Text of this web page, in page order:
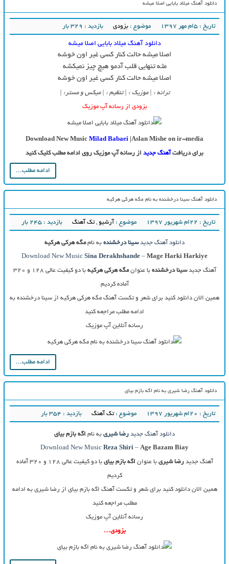
دانلود آهنگ میلاد بابایی اصلا میشه
تاریخ : ۵ام مهر ۱۳۹۷ موضوع : بزودی بازدید : 329 بار
دانلود آهنگ میلاد بابایی اصلا میشه
اصلا میشه حالت کنار کسی غیر اون خوشه
مثه تنهایی قلب آدمو هیچ چیز نمیکشه
اصلا میشه حالت کنار کسی غیر اون خوشه
ترانه : | موزیک : | تنظیم : | میکس و مستر: |
بزودی از رسانه آپ موزیک
Download New Music Milad Babaei |Aslan Mishe on ir-media
برای دریافت آهنگ جدید از رسانه آپ موزیک روی ادامه مطلب کلیک کنید
ادامه مطلب...
دانلود آهنگ سینا درخشنده به نام مگه هرکی هرکیه
تاریخ : ۲۲ام شهریور ۱۳۹۷ موضوع : آرشیو ,تک آهنگ بازدید : 245 بار
دانلود آهنگ جدید سینا درخشنده به ناممگه هرکی هرکیه
Download New Music Sina Derakhshande – Mage Harki Harkiye
آهنگ جدیدسینا درخشنده با عنوانمگه هرکی هرکیه با دو کیفیت عالی ۱۲۸ و ۳۲۰
آماده کردیم
همین الان دانلود کنید برای شعر و تکست آهنگ مگه هرکی هرکیه از سینا درخشنده به
ادامه مطلب مراجعه کنید
رسانه آنلاین آپ موزیک
ادامه مطلب...
دانلود آهنگ رضا شیری به نام اگه بازم بیای
تاریخ : ۲۰ام شهریور ۱۳۹۷ موضوع :تک آهنگ بازدید : 354 بار
دانلود آهنگ جدید رضا شیری به نام اگه بازم بیای
Download New Music Reza Shiri – Age Bazam Biay
آهنگ جدیدرضا شیری با عنوان اگه بازم بیای با دو کیفیت عالی ۱۲۸ و ۳۲۰ آماده
کردیم
همین الان دانلود کنید برای شعر و تکست آهنگ اگه بازم بیای از رضا شیری به ادامه
مطلب مراجعه کنید
رسانه آنلاین آپ موزیک
بزودی…